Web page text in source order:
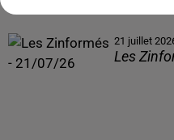
21 juillet
Les